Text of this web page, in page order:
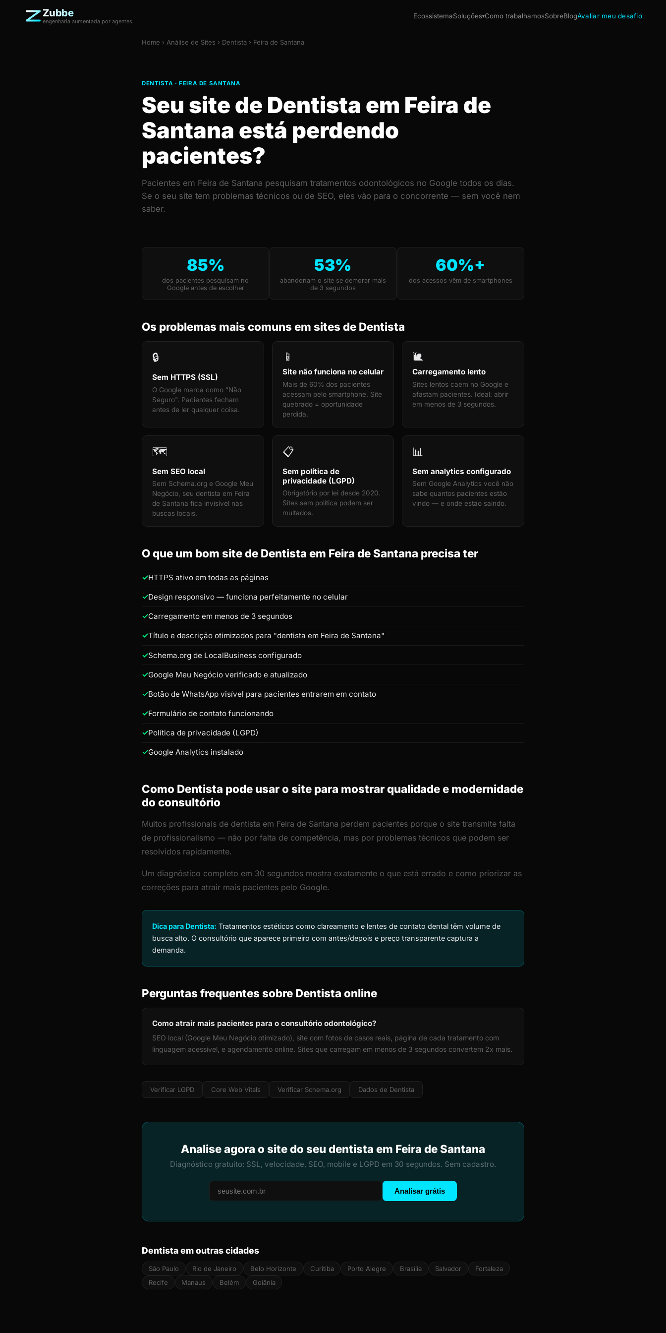
Zubbe
engenharia aumentada por agentes
EcossistemaSoluções▾Como trabalhamosSobreBlogAvaliar meu desafio
Home › Análise de Sites › Dentista › Feira de Santana
DENTISTA · FEIRA DE SANTANA
Seu site de Dentista em Feira de
Santana está perdendo
pacientes?
Pacientes em Feira de Santana pesquisam tratamentos odontológicos no Google todos os dias.
Se o seu site tem problemas técnicos ou de SEO, eles vão para o concorrente — sem você nem
saber.
85%
dos pacientes pesquisam no
Google antes de escolher
53%
abandonam o site se demorar mais
de 3 segundos
60%+
dos acessos vêm de smartphones
Os problemas mais comuns em sites de Dentista
🔒
Sem HTTPS (SSL)
O Google marca como "Não
Seguro". Pacientes fecham
antes de ler qualquer coisa.
📱
Site não funciona no celular
Mais de 60% dos pacientes
acessam pelo smartphone. Site
quebrado = oportunidade
perdida.
🐌
Carregamento lento
Sites lentos caem no Google e
afastam pacientes. Ideal: abrir
em menos de 3 segundos.
🗺️
Sem SEO local
Sem Schema.org e Google Meu
Negócio, seu dentista em Feira
de Santana fica invisível nas
buscas locais.
📋
Sem política de
privacidade (LGPD)
Obrigatório por lei desde 2020.
Sites sem política podem ser
multados.
📊
Sem analytics configurado
Sem Google Analytics você não
sabe quantos pacientes estão
vindo — e onde estão saindo.
O que um bom site de Dentista em Feira de Santana precisa ter
HTTPS ativo em todas as páginas
Design responsivo — funciona perfeitamente no celular
Carregamento em menos de 3 segundos
Título e descrição otimizados para "dentista em Feira de Santana"
Schema.org de LocalBusiness configurado
Google Meu Negócio verificado e atualizado
Botão de WhatsApp visível para pacientes entrarem em contato
Formulário de contato funcionando
Política de privacidade (LGPD)
Google Analytics instalado
Como Dentista pode usar o site para mostrar qualidade e modernidade
do consultório
Muitos profissionais de dentista em Feira de Santana perdem pacientes porque o site transmite falta
de profissionalismo — não por falta de competência, mas por problemas técnicos que podem ser
resolvidos rapidamente.
Um diagnóstico completo em 30 segundos mostra exatamente o que está errado e como priorizar as
correções para atrair mais pacientes pelo Google.
Dica para Dentista: Tratamentos estéticos como clareamento e lentes de contato dental têm volume de
busca alto. O consultório que aparece primeiro com antes/depois e preço transparente captura a
demanda.
Perguntas frequentes sobre Dentista online
Como atrair mais pacientes para o consultório odontológico?
SEO local (Google Meu Negócio otimizado), site com fotos de casos reais, página de cada tratamento com
linguagem acessível, e agendamento online. Sites que carregam em menos de 3 segundos convertem 2x mais.
Verificar LGPD Core Web Vitals Verificar Schema.org Dados de Dentista
Analise agora o site do seu dentista em Feira de Santana
Diagnóstico gratuito: SSL, velocidade, SEO, mobile e LGPD em 30 segundos. Sem cadastro.
Analisar grátis
Dentista em outras cidades
São Paulo Rio de Janeiro Belo Horizonte Curitiba Porto Alegre Brasília Salvador
Fortaleza
Recife
Manaus Belém Goiânia